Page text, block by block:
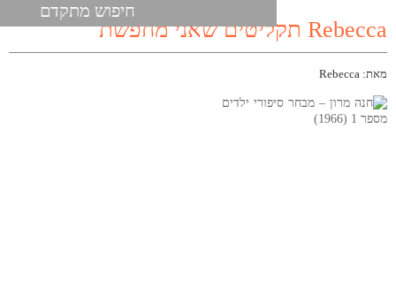
חיפוש מתקדם
Rebecca תקליטים שאני מחפשת
מאת: Rebecca